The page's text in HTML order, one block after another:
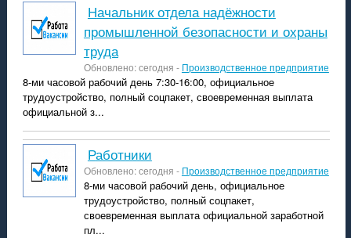
Начальник отдела надёжности
промышленной безопасности и охраны
труда
Обновлено: сегодня - Производственное предприятие
8-ми часовой рабочий день 7:30-16:00, официальное
трудоустройство, полный соцпакет, своевременная выплата
официальной з...
Работники
Обновлено: сегодня - Производственное предприятие
8-ми часовой рабочий день, официальное
трудоустройство, полный соцпакет,
своевременная выплата официальной заработной
пл...